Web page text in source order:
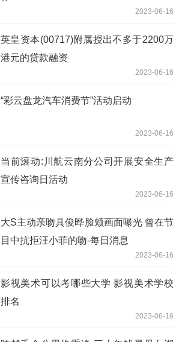
2023-06-16
英皇资本(00717)附属授出不多于2200万
港元的贷款融资
2023-06-16
“彩云盘龙汽车消费节”活动启动
2023-06-16
当前滚动:川航云南分公司开展安全生产
宣传咨询日活动
2023-06-16
大S主动亲吻具俊晔脸颊画面曝光 曾在节
目中抗拒汪小菲的吻-每日消息
2023-06-16
影视美术可以考哪些大学 影视美术学校
排名
2023-06-16